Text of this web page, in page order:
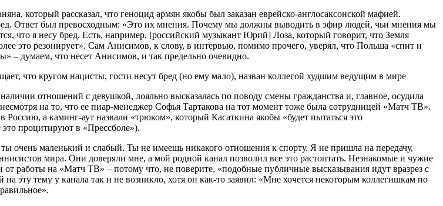
который рассказал, что геноцид армян якобы был заказан еврейско-англосаксонской мафией.
Ответ был превосходным: «Это их мнения. Почему мы должны выводить в эфир людей, чьи мнения мы
что я несу бред. Есть, например, [российский музыкант Юрий] Лоза, который говорит, что Земля
это резонирует». Сам Анисимов, к слову, в интервью, помимо прочего, уверял, что Польша «спит и
– думаем, что несет Анисимов, и так предельно очевидно.
отношений с девушкой, лояльно высказалась по поводу смены гражданства и, главное, осудила
на то, что ее пиар-менеджер Софья Тартакова на тот момент тоже была сотрудницей «Матч ТВ».
а каминг-аут назвали «трюком», который Касаткина якобы «будет пытаться это
процитируют в «Прессболе»).
очень маленький и слабый. Ты не имеешь никакого отношения к спорту. Я не пришла на передачу,
мира. Они доверяли мне, а мой родной канал позволил все это растоптать. Незнакомые и чужие
от работы на «Матч ТВ» – потому что, не поверите, «подобные публичные высказывания идут вразрез с
эту тему у канала так и не возникло, хотя он как-то заявил: «Мне хочется некоторым коллегишкам по